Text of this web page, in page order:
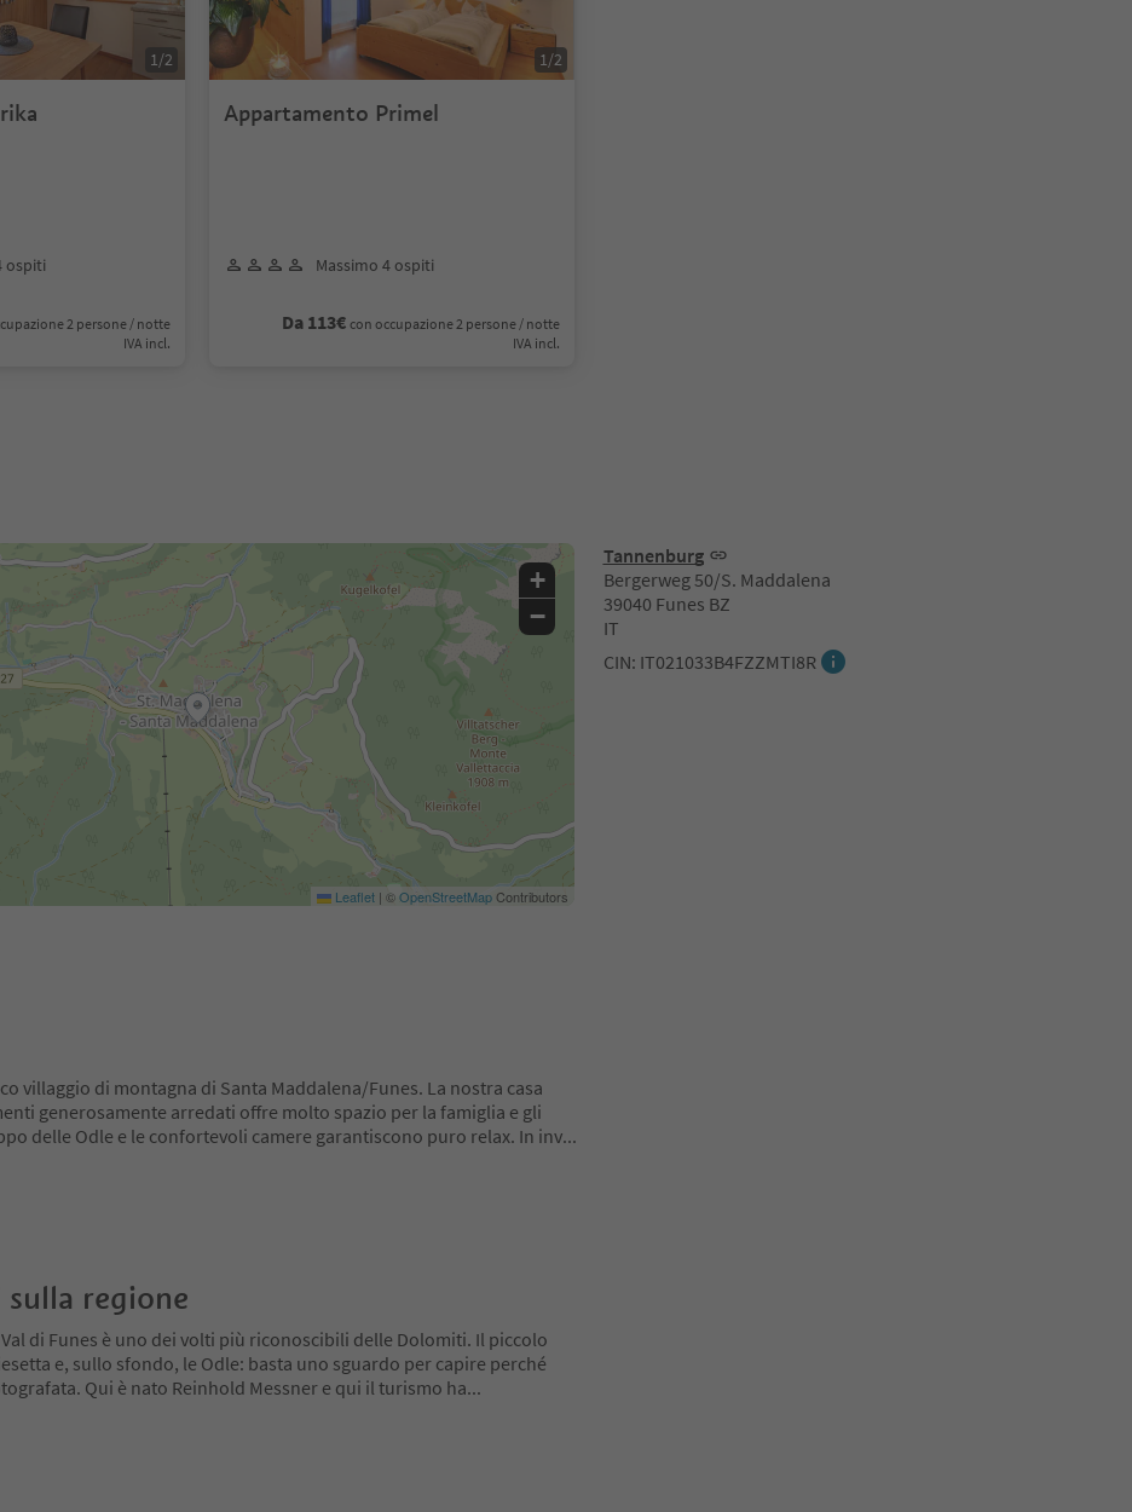
ospiti
2 persone / notte
IVA incl.
1 /2
Appartamento Primel
Massimo 4 ospiti
Da 113€ con occupazione 2 persone / notte
IVA incl.
1 /2
Tannenburg
Bergerweg 50/S. Maddalena
39040 Funes BZ
IT
CIN: IT021033B4FZZMTI8R
+
−
Leaflet | ©OpenStreetMapContributors
villaggio di montagna di Santa Maddalena/Funes. La nostra casa
generosamente arredati offre molto spazio per la famiglia e gli
delle Odle e le confortevoli camere garantiscono puro relax. In inv...
regione
di Funes è uno dei volti più riconoscibili delle Dolomiti. Il piccolo
e, sullo sfondo, le Odle: basta uno sguardo per capire perché
Qui è nato Reinhold Messner e qui il turismo ha...